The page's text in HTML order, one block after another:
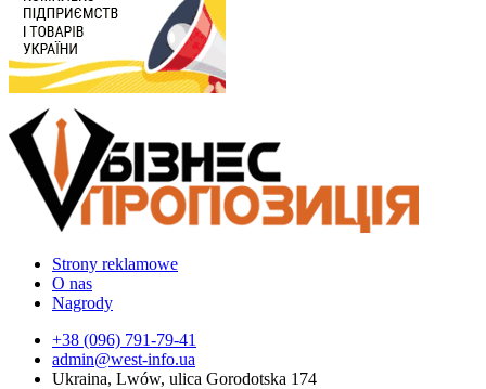
Strony reklamowe
O nas
Nagrody
+38 (096) 791-79-41
admin@west-info.ua
Ukraina, Lwów, ulica Gorodotska 174